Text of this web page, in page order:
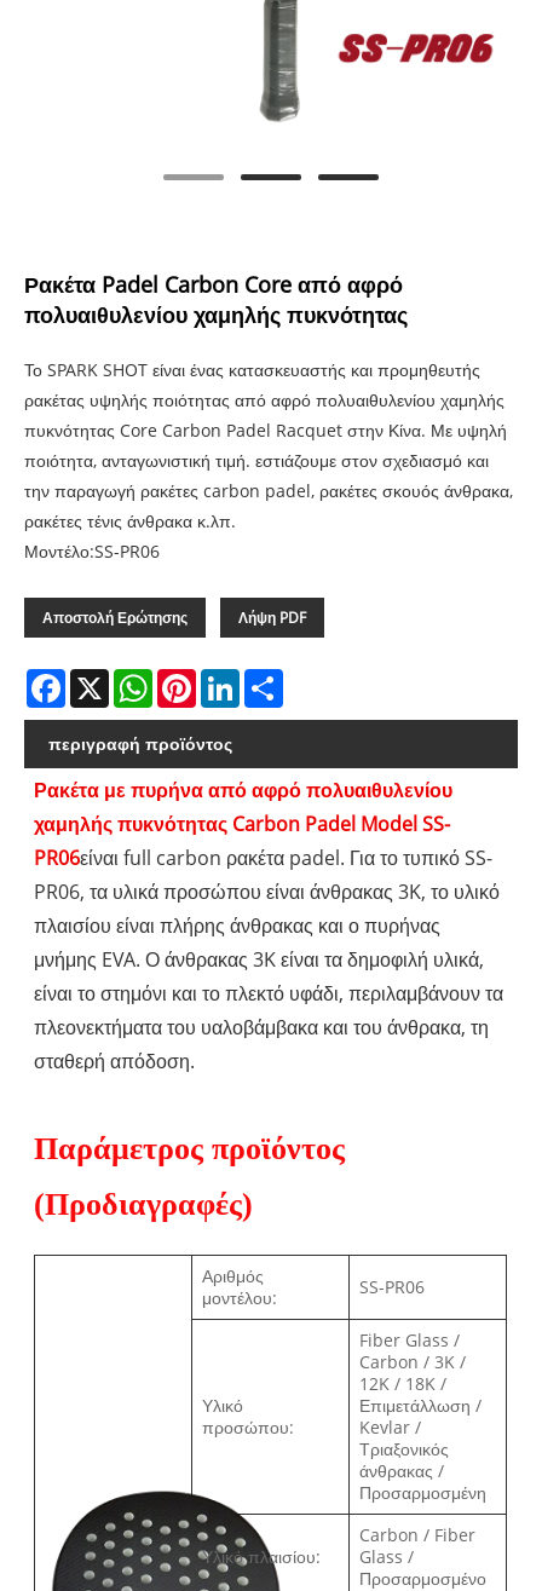
Ρακέτα Padel Carbon Core από αφρό
πολυαιθυλενίου χαμηλής πυκνότητας
Το SPARK SHOT είναι ένας κατασκευαστής και προμηθευτής
ρακέτας υψηλής ποιότητας από αφρό πολυαιθυλενίου χαμηλής
πυκνότητας Core Carbon Padel Racquet στην Κίνα. Με υψηλή
ποιότητα, ανταγωνιστική τιμή. εστιάζουμε στον σχεδιασμό και
την παραγωγή ρακέτες carbon padel, ρακέτες σκουός άνθρακα,
ρακέτες τένις άνθρακα κ.λπ.
Μοντέλο:SS-PR06
Αποστολή Ερώτησης Λήψη PDF
Facebook
X WhatsAppPinterestLinkedIn
περιγραφή προϊόντος
Ρακέτα με πυρήνα από αφρό πολυαιθυλενίου
χαμηλής πυκνότητας Carbon Padel Model SS-
PR06είναι full carbon ρακέτα padel. Για το τυπικό SS-
PR06, τα υλικά προσώπου είναι άνθρακας 3K, το υλικό
πλαισίου είναι πλήρης άνθρακας και ο πυρήνας
μνήμης EVA. Ο άνθρακας 3K είναι τα δημοφιλή υλικά,
είναι το στημόνι και το πλεκτό υφάδι, περιλαμβάνουν τα
πλεονεκτήματα του υαλοβάμβακα και του άνθρακα, τη
σταθερή απόδοση.
Παράμετρος προϊόντος
(Προδιαγραφές)
Αριθμός
μοντέλου:
SS-PR06
Υλικό
προσώπου:
Fiber Glass /
Carbon / 3K /
12K / 18K /
Επιμετάλλωση /
Kevlar /
Τριαξονικός
άνθρακας /
Προσαρμοσμένη
Υλικό πλαισίου:
Carbon / Fiber
Glass /
Προσαρμοσμένο